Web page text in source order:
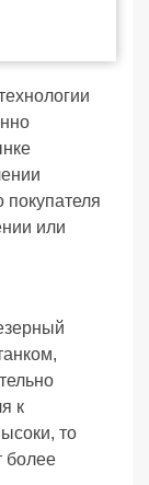
или
к
то
более